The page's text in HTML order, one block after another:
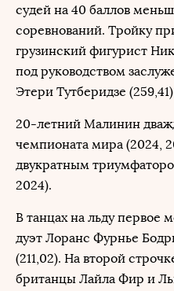
судей на 40 баллов
соревнований. Тройку
грузинский фигурист
под руководством
Этери Тутберидзе
20-летний Малинин
чемпионата мира (2024,
двукратным
2024).
В танцах на льду первое
дуэт Лоранс Фурнье
(211,02). На второй
британцы Лайла Фир и